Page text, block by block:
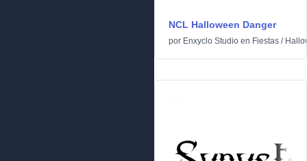
NCL Halloween Danger
por Enxyclo Studio en Fiestas /